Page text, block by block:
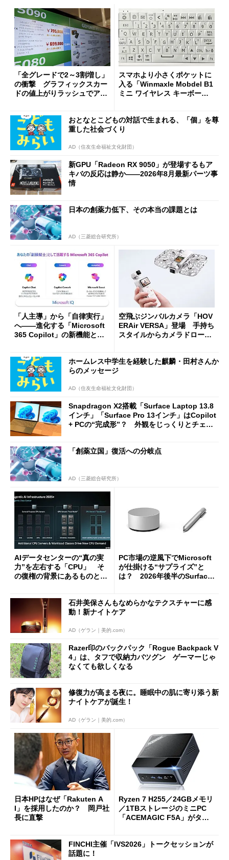
「全グレードで2～3割増し」
の衝撃 グラフィックスカー
ドの値上がりラッシュでアキ
スマホより小さくポケットに
入る「Winmaxle Mobdel B1
ミニ ワイヤレス キーボー
おとなとこどもの対話で生まれる、「個」を尊
重した社会づくり
AD（住友生命福祉文化財団）
新GPU「Radeon RX 9050」が登場するもア
キバの反応は静か――2026年8月最新パーツ事
情
日本の創薬力低下、その本当の課題とは
AD（三菱総合研究所）
「人主導」から「自律実行」
へ――進化する「Microsoft
365 Copilot」の新機能とエ
空飛ぶジンバルカメラ「HOV
ERAir VERSA」登場 手持ち
スタイルからカメラドローン
ホームレス中学生を経験した麒麟・田村さんか
らのメッセージ
AD（住友生命福祉文化財団）
Snapdragon X2搭載「Surface Laptop 13.8
インチ」「Surface Pro 13インチ」はCopilot
+ PCの“完成形”？ 外観をじっくりとチェッ
「創薬立国」復活への分岐点
AD（三菱総合研究所）
AIデータセンターの“真の実
力”を左右する「CPU」 そ
の復権の背景にあるものと
PC市場の逆風下でMicrosoft
が仕掛ける“サプライズ”と
は？ 2026年後半のSurface
石井美保さんもなめらかなテクスチャーに感
動！新ナイトケア
AD（ゲラン｜美的.com）
Razer印のバックパック「Rogue Backpack V
4」は、タフで収納力バツグン ゲーマーじゃ
なくても欲しくなる
修復力が高まる夜に。睡眠中の肌に寄り添う新
ナイトケアが誕生！
AD（ゲラン｜美的.com）
日本HPはなぜ「Rakuten A
I」を採用したのか？ 岡戸社
長に直撃
Ryzen 7 H255／24GBメモリ
／1TBストレージのミニPC
「ACEMAGIC F5A」がタイ
FINCHI主催「IVS2026」トークセッションが
話題に！